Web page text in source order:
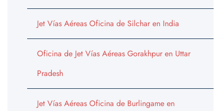
Jet Vías Aéreas Oficina de Silchar en India
Oficina de Jet Vías Aéreas Gorakhpur en Uttar
Pradesh
Jet Vías Aéreas Oficina de Burlingame en